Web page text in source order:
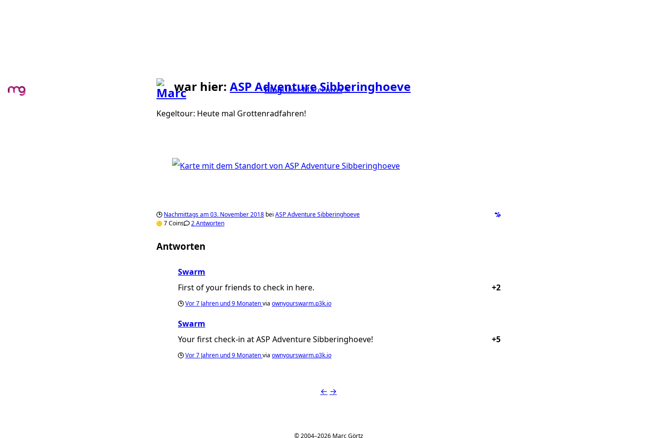
BlogÜber MarcFotos
war hier: ASP Adventure Sibberinghoeve
Kegeltour: Heute mal Grottenradfahren!
Nachmittags am 03. November 2018 bei ASP Adventure Sibberinghoeve
7 Coins
2 Antworten
Antworten
Swarm
+2
First of your friends to check in here.
Vor7 Jahren und 9 Monatenvia ownyourswarm.p3k.io
Swarm
+5
Your first check-in at ASP Adventure Sibberinghoeve!
Vor7 Jahren und 9 Monatenvia ownyourswarm.p3k.io
← →
© 2004–2026 Marc Görtz